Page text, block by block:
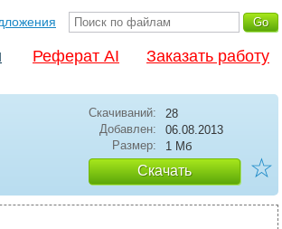
Реферат AI Заказать работу
Скачиваний:
28
Добавлен:
06.08.2013
Размер:
1 Мб
Скачать ☆